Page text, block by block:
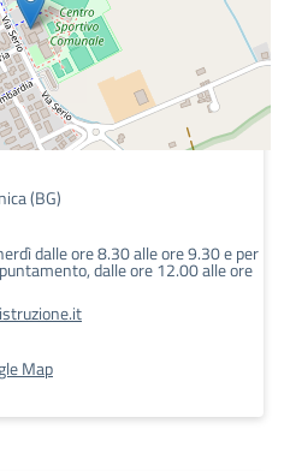
(BG)
dalle ore 8.30 alle ore 9.30 e per
dalle ore 12.00 alle ore
Map